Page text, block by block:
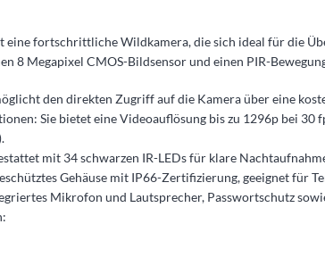
eine fortschrittliche Wildkamera, die sich ideal für die
8 Megapixel CMOS-Bildsensor und einen PIR-
den direkten Zugriff auf die Kamera über eine
Sie bietet eine Videoauflösung bis zu 1296p bei
mit 34 schwarzen IR-LEDs für klare
Gehäuse mit IP66-Zertifizierung, geeignet für
Mikrofon und Lautsprecher, Passwortschutz